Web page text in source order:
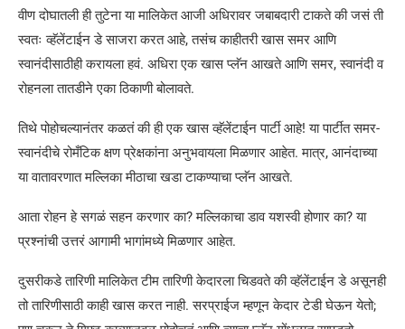
वीण दोघातली ही तुटेना या मालिकेत आजी अधिरावर जबाबदारी टाकते की जसं ती
स्वतः व्हॅलेंटाईन डे साजरा करत आहे, तसंच काहीतरी खास समर आणि
स्वानंदीसाठीही करायला हवं. अधिरा एक खास प्लॅन आखते आणि समर, स्वानंदी व
रोहनला तातडीने एका ठिकाणी बोलावते.
तिथे पोहोचल्यानंतर कळतं की ही एक खास व्हॅलेंटाईन पार्टी आहे! या पार्टीत समर-
स्वानंदीचे रोमँटिक क्षण प्रेक्षकांना अनुभवायला मिळणार आहेत. मात्र, आनंदाच्या
या वातावरणात मल्लिका मीठाचा खडा टाकण्याचा प्लॅन आखते.
आता रोहन हे सगळं सहन करणार का? मल्लिकाचा डाव यशस्वी होणार का? या
प्रश्नांची उत्तरं आगामी भागांमध्ये मिळणार आहेत.
दुसरीकडे तारिणी मालिकेत टीम तारिणी केदारला चिडवते की व्हॅलेंटाईन डे असूनही
तो तारिणीसाठी काही खास करत नाही. सरप्राईज म्हणून केदार टेडी घेऊन येतो;